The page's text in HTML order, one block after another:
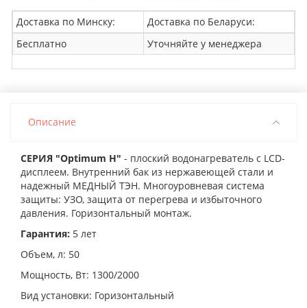
Доставка по Минску:
Доставка по Беларуси:
Бесплатно
Уточняйте у менеджера
Описание
СЕРИЯ "Optimum H" - плоский водонагреватель с LCD-
дисплеем. Внутренний бак из нержавеющей стали и
надежный МЕДНЫЙ ТЭН. Многоуровневая система
защиты: УЗО, защита от перегрева и избыточного
давления. Горизонтальный монтаж.
Гарантия: 5 лет
Объем, л: 50
Мощность, Вт: 1300/2000
Вид установки: Горизонтальный